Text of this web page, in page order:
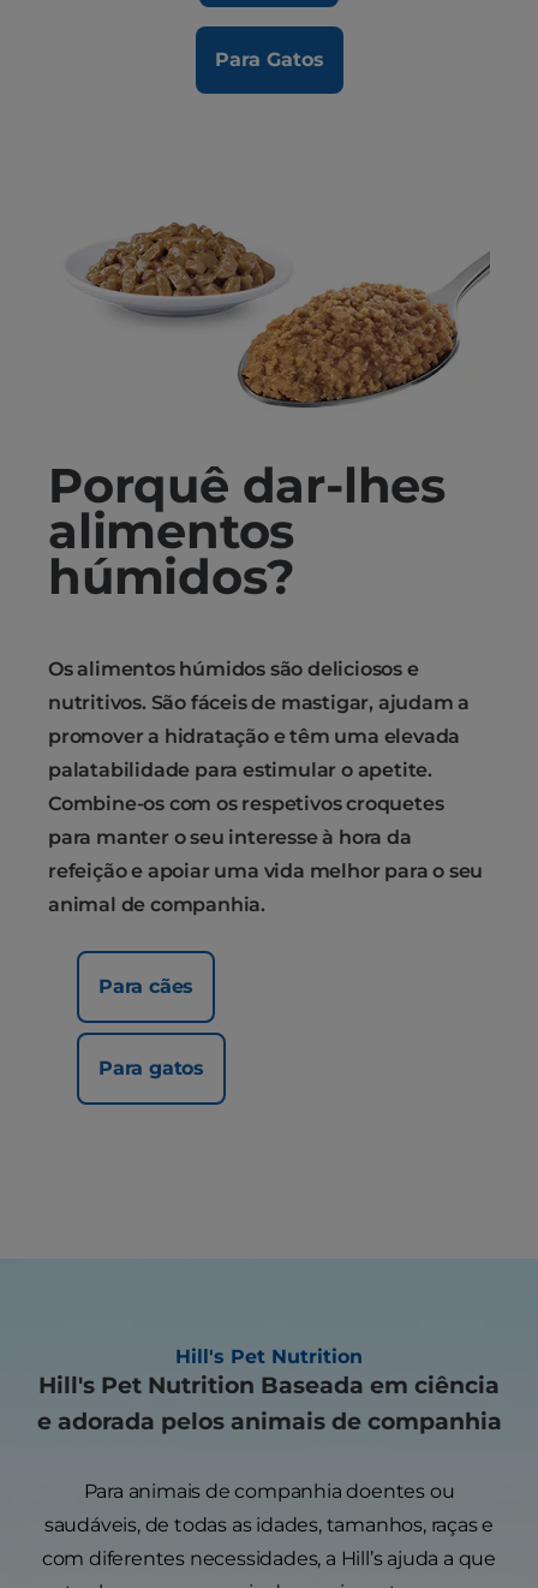
Para Gatos
Porquê dar-lhes
alimentos
húmidos?
Os alimentos húmidos são deliciosos e
nutritivos. São fáceis de mastigar, ajudam a
promover a hidratação e têm uma elevada
palatabilidade para estimular o apetite.
Combine-os com os respetivos croquetes
para manter o seu interesse à hora da
refeição e apoiar uma vida melhor para o seu
animal de companhia.
Para cães
Para gatos
Hill's Pet Nutrition
Hill's Pet Nutrition Baseada em ciência
e adorada pelos animais de companhia
Para animais de companhia doentes ou
saudáveis, de todas as idades, tamanhos, raças e
com diferentes necessidades, a Hill’s ajuda a que